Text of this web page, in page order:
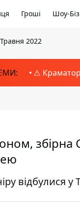
Гроші Шоу-Біз
2022
⚠️
відбулися у